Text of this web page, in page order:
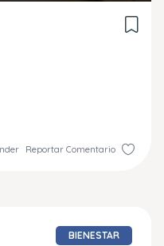
Reportar Comentario
BIENESTAR